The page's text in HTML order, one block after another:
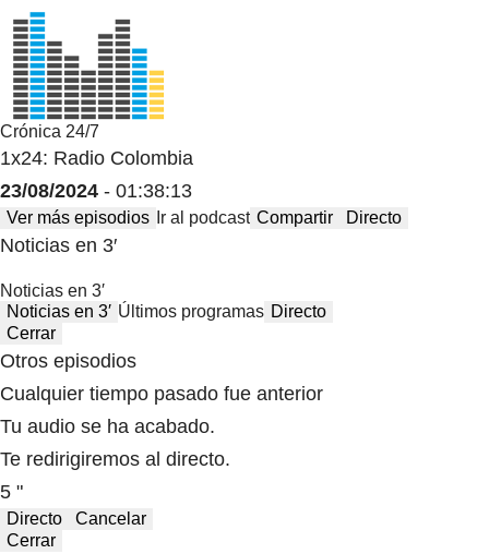
Crónica 24/7
1x24: Radio Colombia
23/08/2024 - 01:38:13
Ver más episodios Ir al podcast Compartir Directo
Noticias en 3′
Noticias en 3′
Noticias en 3′ Últimos programas Directo
Cerrar
Otros episodios
Cualquier tiempo pasado fue anterior
Tu audio se ha acabado.
Te redirigiremos al directo.
5 "
Directo
Cancelar
Cerrar